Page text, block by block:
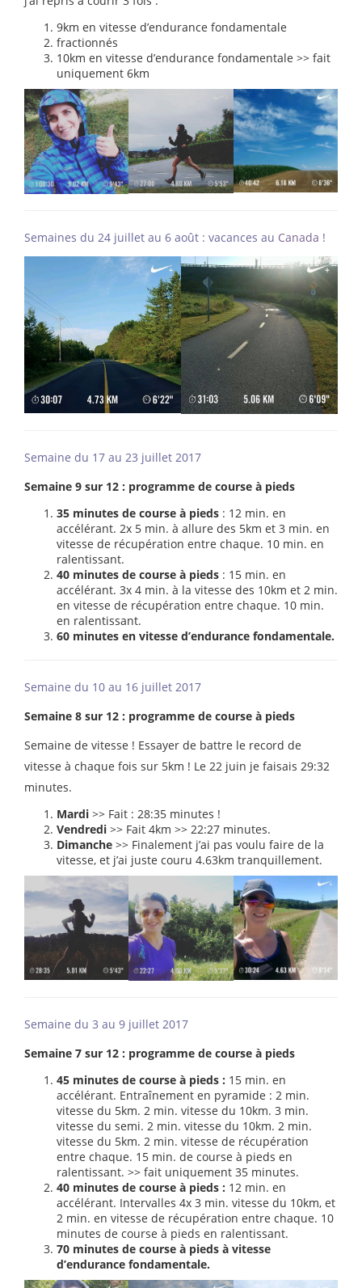
9km en vitesse d’endurance fondamentale
fractionnés
10km en vitesse d’endurance fondamentale >> fait
uniquement 6km
Semaines du 24 juillet au 6 août : vacances au Canada !
Semaine du 17 au 23 juillet 2017
Semaine 9 sur 12 : programme de course à pieds
35 minutes de course à pieds : 12 min. en
accélérant. 2x 5 min. à allure des 5km et 3 min. en
vitesse de récupération entre chaque. 10 min. en
ralentissant.
40 minutes de course à pieds : 15 min. en
accélérant. 3x 4 min. à la vitesse des 10km et 2 min.
en vitesse de récupération entre chaque. 10 min.
en ralentissant.
60 minutes en vitesse d’endurance fondamentale.
Semaine du 10 au 16 juillet 2017
Semaine 8 sur 12 : programme de course à pieds
Semaine de vitesse ! Essayer de battre le record de
vitesse à chaque fois sur 5km ! Le 22 juin je faisais 29:32
minutes.
Mardi >> Fait : 28:35 minutes !
Vendredi >> Fait 4km >> 22:27 minutes.
Dimanche >> Finalement j’ai pas voulu faire de la
vitesse, et j’ai juste couru 4.63km tranquillement.
Semaine du 3 au 9 juillet 2017
Semaine 7 sur 12 : programme de course à pieds
45 minutes de course à pieds : 15 min. en
accélérant. Entraînement en pyramide : 2 min.
vitesse du 5km. 2 min. vitesse du 10km. 3 min.
vitesse du semi. 2 min. vitesse du 10km. 2 min.
vitesse du 5km. 2 min. vitesse de récupération
entre chaque. 15 min. de course à pieds en
ralentissant. >> fait uniquement 35 minutes.
40 minutes de course à pieds : 12 min. en
accélérant. Intervalles 4x 3 min. vitesse du 10km, et
2 min. en vitesse de récupération entre chaque. 10
minutes de course à pieds en ralentissant.
70 minutes de course à pieds à vitesse
d’endurance fondamentale.